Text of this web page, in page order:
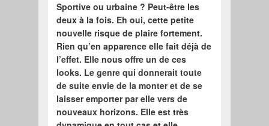
Sportive ou urbaine ? Peut-être les
deux à la fois. Eh oui, cette petite
nouvelle risque de plaire fortement.
Rien qu’en apparence elle fait déjà de
l’effet. Elle nous offre un de ces
looks. Le genre qui donnerait toute
de suite envie de la monter et de se
laisser emporter par elle vers de
nouveaux horizons. Elle est très